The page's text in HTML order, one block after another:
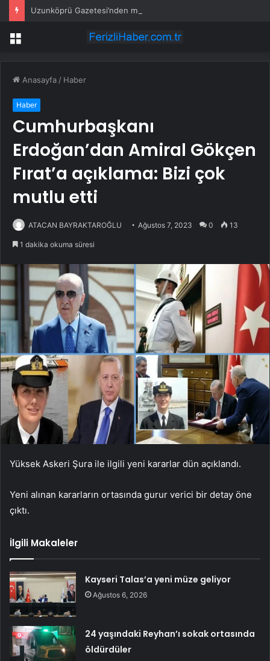
Uzunköprü Gazetesi’nden mesleki gurur
Menü
Anasayfa / Haber
Haber
Cumhurbaşkanı
Erdoğan’dan Amiral Gökçen
Fırat’a açıklama: Bizi çok
mutlu etti
ATACAN BAYRAKTAROĞLU Ağustos 7, 2023 0 13
1 dakika okuma süresi
Yüksek Askeri Şura ile ilgili yeni kararlar dün açıklandı.
Yeni alınan kararların ortasında gurur verici bir detay öne
çıktı.
İlgili Makaleler
Kayseri Talas’a yeni müze geliyor
Ağustos 6, 2026
24 yaşındaki Reyhan’ı sokak ortasında
öldürdüler